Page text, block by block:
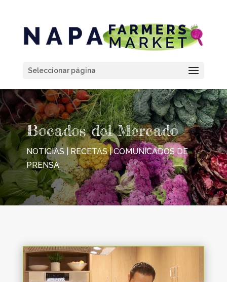
Seleccionar página
Bocados del Mercado
NOTICIAS | RECETAS | COMUNICADOS DE
PRENSA